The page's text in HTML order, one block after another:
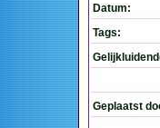
Datum:
Tags:
Geplaatst